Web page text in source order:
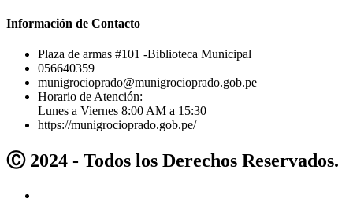
Información de Contacto
Plaza de armas #101 -Biblioteca Municipal
056640359
munigrocioprado@munigrocioprado.gob.pe
Horario de Atención:
Lunes a Viernes 8:00 AM a 15:30
https://munigrocioprado.gob.pe/
Ⓒ 2024 - Todos los Derechos Reservados.